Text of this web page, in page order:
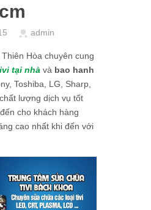
admin
Hòa chuyên cung
tại nhà và bao hanh
Toshiba, LG, Sharp,
lượng dịch vụ tốt
cho khách hàng
cao nhất khi đến với